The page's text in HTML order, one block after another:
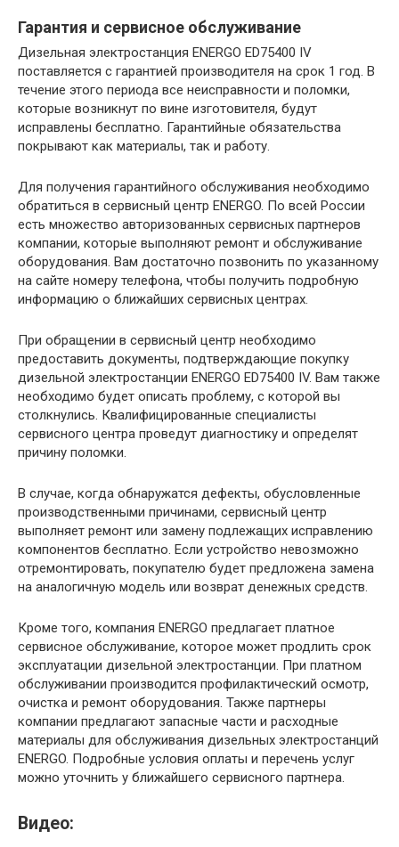
Гарантия и сервисное обслуживание
Дизельная электростанция ENERGO ED75400 IV
поставляется с гарантией производителя на срок 1 год. В
течение этого периода все неисправности и поломки,
которые возникнут по вине изготовителя, будут
исправлены бесплатно. Гарантийные обязательства
покрывают как материалы, так и работу.
Для получения гарантийного обслуживания необходимо
обратиться в сервисный центр ENERGO. По всей России
есть множество авторизованных сервисных партнеров
компании, которые выполняют ремонт и обслуживание
оборудования. Вам достаточно позвонить по указанному
на сайте номеру телефона, чтобы получить подробную
информацию о ближайших сервисных центрах.
При обращении в сервисный центр необходимо
предоставить документы, подтверждающие покупку
дизельной электростанции ENERGO ED75400 IV. Вам также
необходимо будет описать проблему, с которой вы
столкнулись. Квалифицированные специалисты
сервисного центра проведут диагностику и определят
причину поломки.
В случае, когда обнаружатся дефекты, обусловленные
производственными причинами, сервисный центр
выполняет ремонт или замену подлежащих исправлению
компонентов бесплатно. Если устройство невозможно
отремонтировать, покупателю будет предложена замена
на аналогичную модель или возврат денежных средств.
Кроме того, компания ENERGO предлагает платное
сервисное обслуживание, которое может продлить срок
эксплуатации дизельной электростанции. При платном
обслуживании производится профилактический осмотр,
очистка и ремонт оборудования. Также партнеры
компании предлагают запасные части и расходные
материалы для обслуживания дизельных электростанций
ENERGO. Подробные условия оплаты и перечень услуг
можно уточнить у ближайшего сервисного партнера.
Видео: